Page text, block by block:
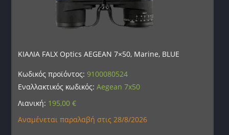
ΚΙΑΛΙΑ FALX Optics AEGEAN 7×50, Marine, BLUE
Κωδικός προϊόντος:9100080524
Εναλλακτικός κωδικός:Aegean 7x50
Λιανική: 195,00€
Αναμένεται παραλαβή στις 28/8/2026